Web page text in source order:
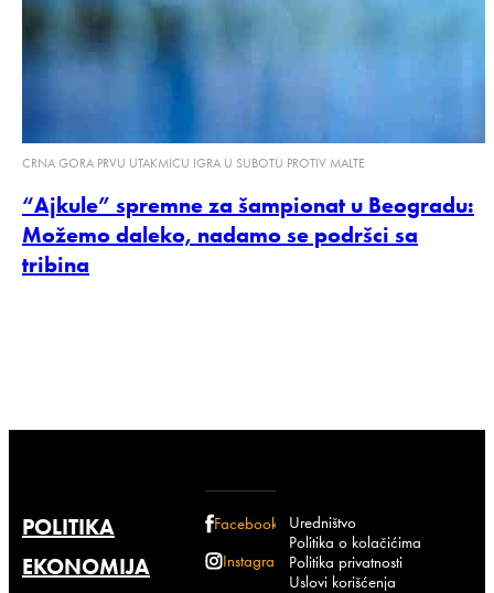
CRNA GORA PRVU UTAKMICU IGRA U SUBOTU PROTIV MALTE
“Ajkule” spremne za šampionat u Beogradu:
Možemo daleko, nadamo se podršci sa
tribina
POLITIKA
EKONOMIJA
Facebook
Instagram
Uredništvo
Politika o kolačićima
Politika privatnosti
Uslovi korišćenja